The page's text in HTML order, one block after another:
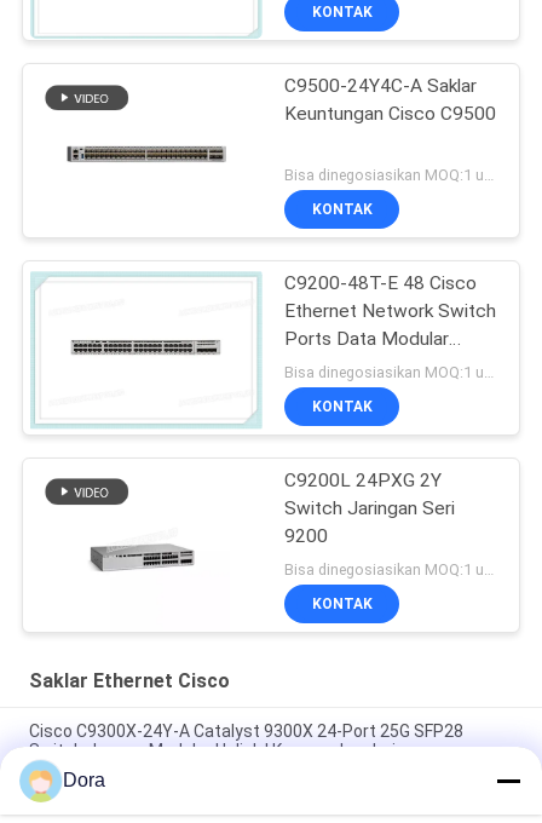
KONTAK
C9500-24Y4C-A Saklar
Keuntungan Cisco C9500
Bisa dinegosiasikan MOQ:1 unit
KONTAK
C9200-48T-E 48 Cisco
Ethernet Network Switch
Ports Data Modular
Uplink Options
KONTAK
C9200L 24PXG 2Y
Switch Jaringan Seri
9200
KONTAK
Saklar Ethernet Cisco
Cisco C9300X-24Y-A Catalyst 9300X 24-Port 25G SFP28
Switch dengan Modular Uplink | Keunggulan Jaringan
Saklar Cisco C9300X-12Y-A | Sakelar Keunggulan Jaringan
Dora